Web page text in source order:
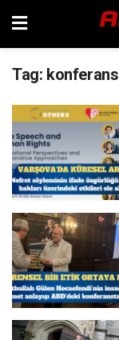
Tag: konferans